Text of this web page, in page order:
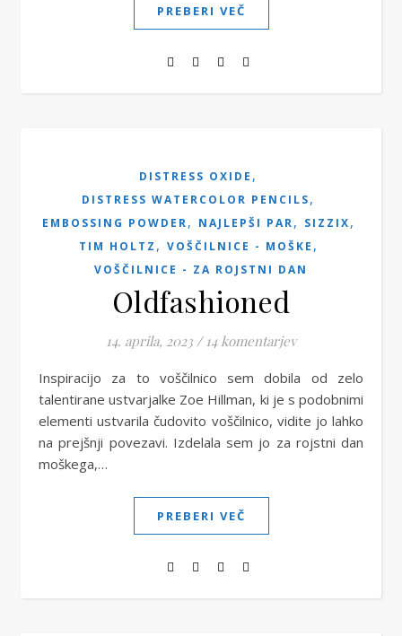
PREBERI VEČ
DISTRESS OXIDE ,
DISTRESS WATERCOLOR PENCILS,
EMBOSSING POWDER, NAJLEPŠI PAR, SIZZIX,
TIM HOLTZ , VOŠČILNICE - MOŠKE ,
VOŠČILNICE - ZA ROJSTNI DAN
Oldfashioned
14. aprila, 2023 / 14 komentarjev
Inspiracijo za to voščilnico sem dobila od zelo
talentirane ustvarjalke Zoe Hillman, ki je s podobnimi
elementi ustvarila čudovito voščilnico, vidite jo lahko
na prejšnji povezavi. Izdelala sem jo za rojstni dan
moškega,…
PREBERI VEČ